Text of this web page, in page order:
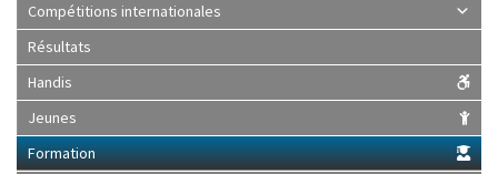
Compétitions internationales
Résultats
Handis
Jeunes
Formation